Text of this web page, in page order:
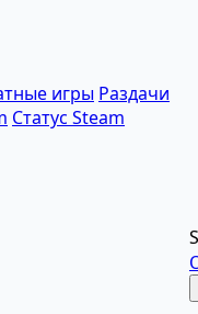
игры Раздачи
Статус Steam